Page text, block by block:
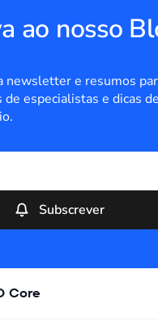
ao nosso
newsletter e resumos
especialistas e dicas
Subscrever
Core